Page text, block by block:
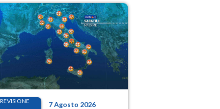
7 Agosto 2026